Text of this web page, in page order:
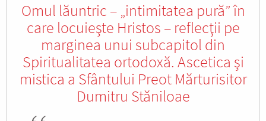
Omul lăuntric – „intimitatea pură” în
care locuieşte Hristos – reflecţii pe
marginea unui subcapitol din
Spiritualitatea ortodoxă. Ascetica şi
mistica a Sfântului Preot Mărturisitor
Dumitru Stăniloae